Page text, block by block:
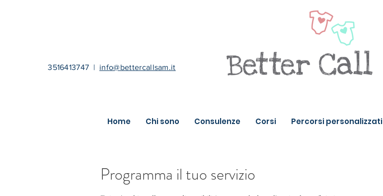
3516413747 | info@bettercallsam.it
Home Chi sono Consulenze Corsi Percorsi personalizzati
Programma il tuo servizio